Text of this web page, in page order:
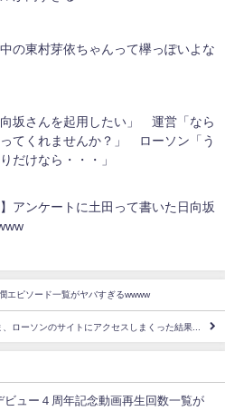
の東村芽依ちゃんって欅っぽいよな
坂さんを起用したい」 運営「なら
てくれませんか？」 ローソン「う
だけなら・・・」
】アンケートに土田って書いた日向坂
エピソード一覧がヤバすぎるwwww
、ローソンのサイトにアクセスしまくった結果...
ビュー４周年記念動画再生回数一覧が